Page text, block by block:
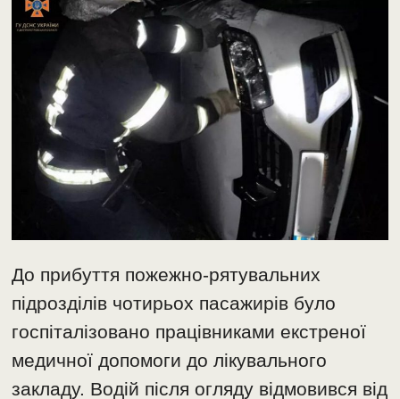
До прибуття пожежно-рятувальних
підрозділів чотирьох пасажирів було
госпіталізовано працівниками екстреної
медичної допомоги до лікувального
закладу. Водій після огляду відмовився від